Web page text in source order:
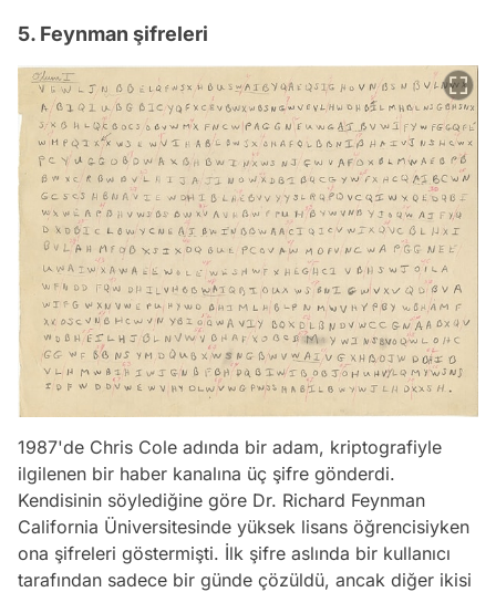
5. Feynman şifreleri
1987'de Chris Cole adında bir adam, kriptografiyle
ilgilenen bir haber kanalına üç şifre gönderdi.
Kendisinin söylediğine göre Dr. Richard Feynman
California Üniversitesinde yüksek lisans öğrencisiyken
ona şifreleri göstermişti. İlk şifre aslında bir kullanıcı
tarafından sadece bir günde çözüldü, ancak diğer ikisi